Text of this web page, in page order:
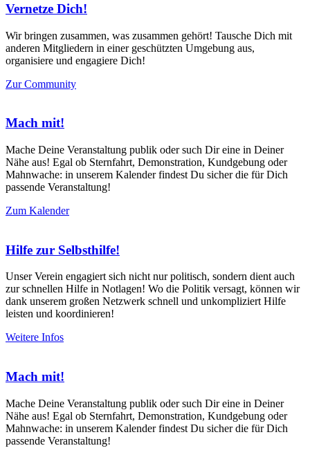
Vernetze Dich!
Wir bringen zusammen, was zusammen gehört! Tausche Dich mit
anderen Mitgliedern in einer geschützten Umgebung aus,
organisiere und engagiere Dich!
Zur Community
Mach mit!
Mache Deine Veranstaltung publik oder such Dir eine in Deiner
Nähe aus! Egal ob Sternfahrt, Demonstration, Kundgebung oder
Mahnwache: in unserem Kalender findest Du sicher die für Dich
passende Veranstaltung!
Zum Kalender
Hilfe zur Selbsthilfe!
Unser Verein engagiert sich nicht nur politisch, sondern dient auch
zur schnellen Hilfe in Notlagen! Wo die Politik versagt, können wir
dank unserem großen Netzwerk schnell und unkompliziert Hilfe
leisten und koordinieren!
Weitere Infos
Mach mit!
Mache Deine Veranstaltung publik oder such Dir eine in Deiner
Nähe aus! Egal ob Sternfahrt, Demonstration, Kundgebung oder
Mahnwache: in unserem Kalender findest Du sicher die für Dich
passende Veranstaltung!